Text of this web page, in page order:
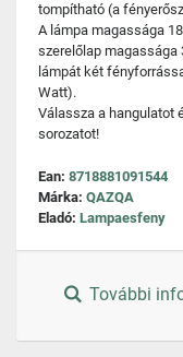
tompítható (a
A lámpa magassága
szerelőlap magassága
lámpát két
Watt).
Válassza a hangulatot
sorozatot!
Ean: 8718881091544
Márka: QAZQA
Eladó: Lampaesfeny
További